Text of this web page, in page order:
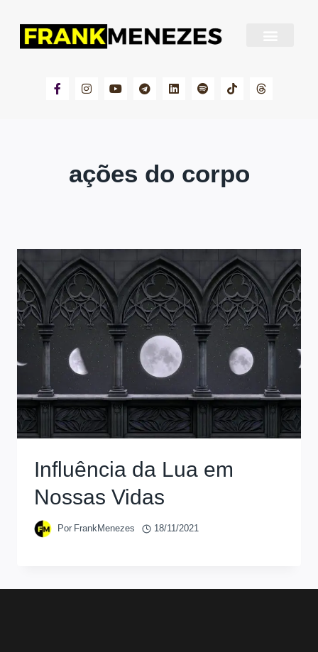
ações do corpo
Influência da Lua em
Nossas Vidas
Por FrankMenezes 18/11/2021